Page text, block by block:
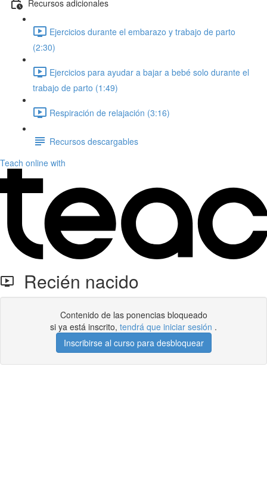
Recursos adicionales
Ejercicios durante el embarazo y trabajo de parto
(2:30)
Ejercicios para ayudar a bajar a bebé solo durante el
trabajo de parto (1:49)
Respiración de relajación (3:16)
Recursos descargables
Teach online with
Recién nacido
Contenido de las ponencias bloqueado
si ya está inscrito, tendrá que iniciar sesión .
Inscribirse al curso para desbloquear